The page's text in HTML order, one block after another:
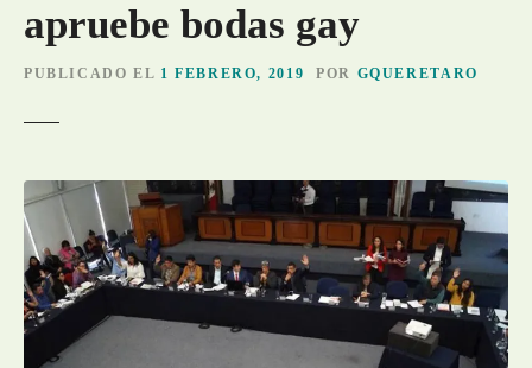
apruebe bodas gay
PUBLICADO EL 1 FEBRERO, 2019 POR GQUERETARO